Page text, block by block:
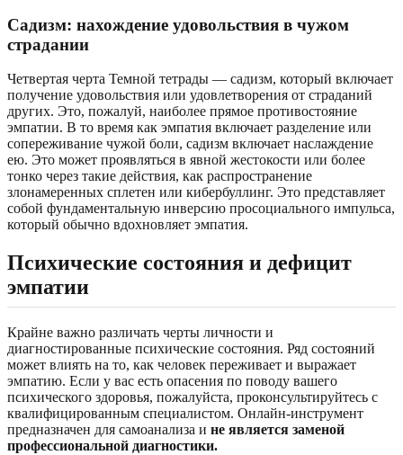
Садизм: нахождение удовольствия в чужом
страдании
Четвертая черта Темной тетрады — садизм, который включает
получение удовольствия или удовлетворения от страданий
других. Это, пожалуй, наиболее прямое противостояние
эмпатии. В то время как эмпатия включает разделение или
сопереживание чужой боли, садизм включает наслаждение
ею. Это может проявляться в явной жестокости или более
тонко через такие действия, как распространение
злонамеренных сплетен или кибербуллинг. Это представляет
собой фундаментальную инверсию просоциального импульса,
который обычно вдохновляет эмпатия.
Психические состояния и дефицит
эмпатии
Крайне важно различать черты личности и
диагностированные психические состояния. Ряд состояний
может влиять на то, как человек переживает и выражает
эмпатию. Если у вас есть опасения по поводу вашего
психического здоровья, пожалуйста, проконсультируйтесь с
квалифицированным специалистом. Онлайн-инструмент
предназначен для самоанализа и не является заменой
профессиональной диагностики.